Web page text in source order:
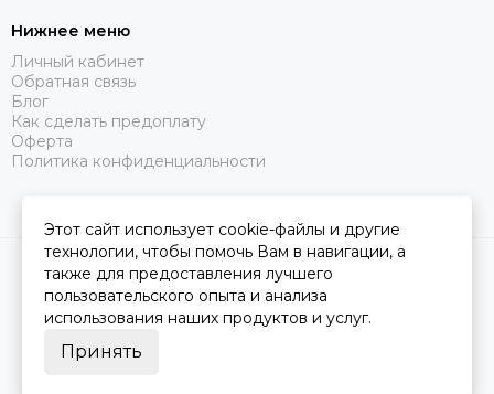
Нижнее меню
Личный кабинет
Обратная связь
Блог
Как сделать предоплату
Оферта
Политика конфиденциальности
2026 © Царство Сна.Карта сайта
Этот сайт использует cookie-файлы и другие
технологии, чтобы помочь Вам в навигации, а
также для предоставления лучшего
пользовательского опыта и анализа
использования наших продуктов и услуг.
Принять